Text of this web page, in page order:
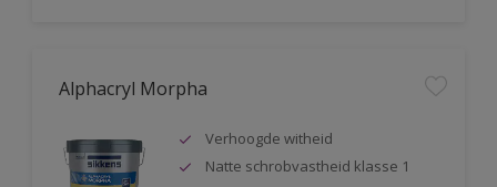
Alphacryl Morpha
Verhoogde witheid
Natte schrobvastheid klasse 1